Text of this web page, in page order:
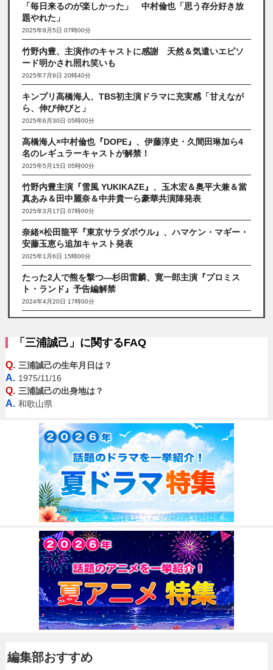
「毎日来るのが楽しかった」 中村倫也「思う存分好き放
題やれた」
2025年9月5日 07時00分
竹野内豊、主演作のキャストに感謝 天然＆気遣いエピソ
ード明かされ照れ笑いも
2025年7月9日 20時40分
キンプリ高橋海人、TBS初主演ドラマに充実感「甘えなが
ら、伸び伸びと」
2025年6月30日 05時00分
高橋海人×中村倫也『DOPE』、伊藤淳史・久間田琳加ら4
名のレギュラーキャストが解禁！
2025年5月15日 05時00分
竹野内豊主演『雪風 YUKIKAZE』、玉木宏＆奥平大兼＆當
真あみ＆田中麗奈＆中井貴一ら豪華共演陣発表
2025年3月17日 07時00分
奈緒×松田龍平『東京サラダボウル』、ハマケン・マギー・
安藤玉恵ら追加キャスト発表
2025年1月6日 15時00分
たった2人で熊を撃つ―杉田雷麟、寛一郎主演『プロミス
ト・ランド』予告編解禁
2024年4月20日 17時00分
「三浦誠己」に関するFAQ
Q. 三浦誠己の生年月日は？
A. 1975/11/16
Q. 三浦誠己の出身地は？
A. 和歌山県
編集部おすすめ